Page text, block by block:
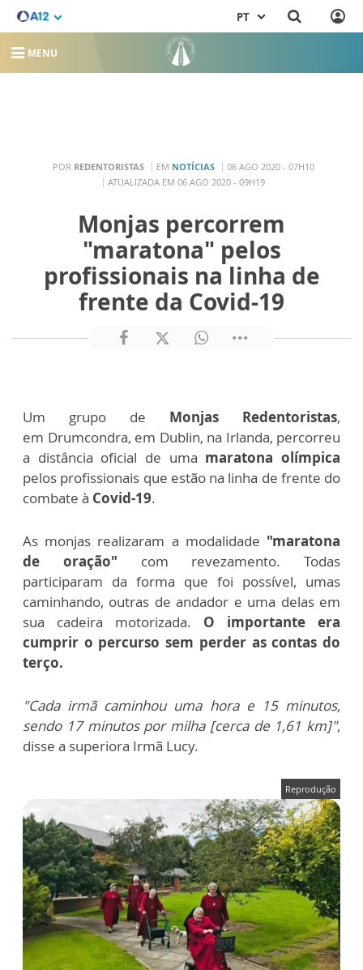
PT
MENU
POR REDENTORISTAS EM NOTÍCIAS
06 AGO 2020 - 07H10
ATUALIZADA EM 06 AGO 2020 - 09H19
Monjas percorrem
"maratona" pelos
profissionais na linha de
frente da Covid-19
Um grupo de Monjas Redentoristas,
em Drumcondra, em Dublin, na Irlanda, percorreu
a distância oficial de uma maratona olímpica
pelos profissionais que estão na linha de frente do
combate à Covid-19.
As monjas realizaram a modalidade "maratona
de oração" com revezamento. Todas
participaram da forma que foi possível, umas
caminhando, outras de andador e uma delas em
sua cadeira motorizada. O importante era
cumprir o percurso sem perder as contas do
terço.
"Cada irmã caminhou uma hora e 15 minutos,
sendo 17 minutos por milha [cerca de 1,61 km]",
disse a superiora Irmã Lucy.
Reprodução